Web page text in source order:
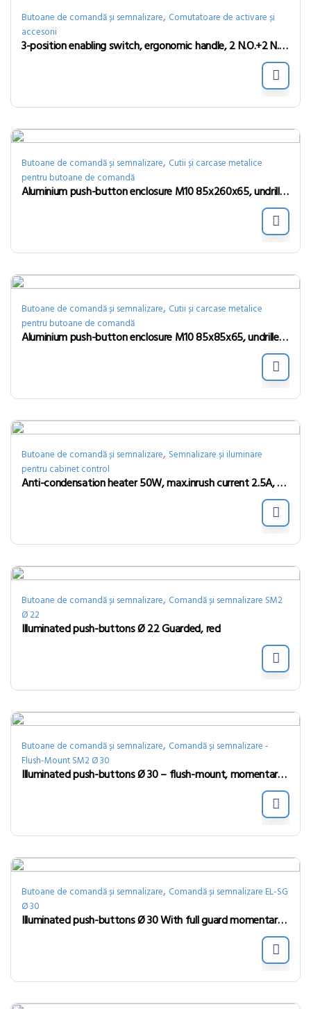
Butoane de comandă și semnalizare, Comutatoare de activare și
accesorii
3-position enabling switch, ergonomic handle, 2 N.O.+2 N.C., Faston terminals 2.8×0.5
Butoane de comandă și semnalizare, Cutii și carcase metalice
pentru butoane de comandă
Aluminium push-button enclosure M10 85x260x65, undrilled, without cable entry
Butoane de comandă și semnalizare, Cutii și carcase metalice
pentru butoane de comandă
Aluminium push-button enclosure M10 85x85x65, undrilled, without cable entry
Butoane de comandă și semnalizare, Semnalizare și iluminare
pentru cabinet control
Anti-condensation heater 50W, max.inrush current 2.5A, air outlet temperature +86°
Butoane de comandă și semnalizare, Comandă și semnalizare SM2
Ø 22
Illuminated push-buttons Ø 22 Guarded, red
Butoane de comandă și semnalizare, Comandă și semnalizare -
Flush-Mount SM2 Ø 30
Illuminated push-buttons Ø 30 – flush-mount, momentary, red
Butoane de comandă și semnalizare, Comandă și semnalizare EL-SG
Ø 30
Illuminated push-buttons Ø 30 With full guard momentary, red, led BA9S 24V, N.O.+N.C.